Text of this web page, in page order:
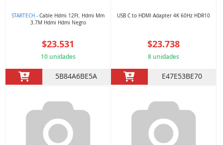
STARTECH - Cable Hdmi 12Ft. Hdmi Mm
3.7M Hdmi Hdmi Negro
$23.531
10 unidades
5B84A6BE5A
USB C to HDMI Adapter 4K 60Hz HDR10
$23.738
8 unidades
E47E53BE70